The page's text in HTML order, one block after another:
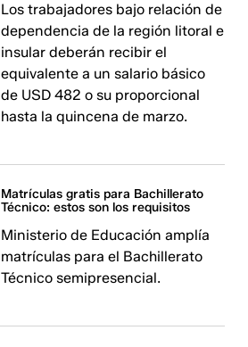
Los trabajadores bajo relación de
dependencia de la región litoral e
insular deberán recibir el
equivalente a un salario básico
de USD 482 o su proporcional
hasta la quincena de marzo.
Matrículas gratis para Bachillerato
Técnico: estos son los requisitos
Ministerio de Educación amplía
matrículas para el Bachillerato
Técnico semipresencial.